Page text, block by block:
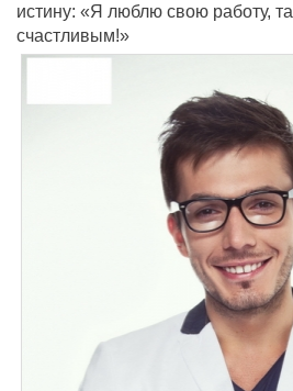
истину: «Я люблю свою работу,
счастливым!»